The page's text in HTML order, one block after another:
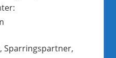
Sparringspartner,